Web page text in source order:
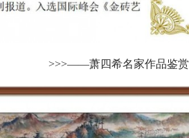
>>>——萧四希名家作品鉴赏